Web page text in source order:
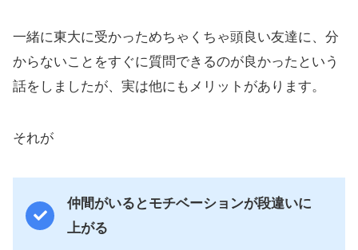
一緒に東大に受かっためちゃくちゃ頭良い友達に、分
からないことをすぐに質問できるのが良かったという
話をしましたが、実は他にもメリットがあります。
それが
仲間がいるとモチベーションが段違いに
上がる